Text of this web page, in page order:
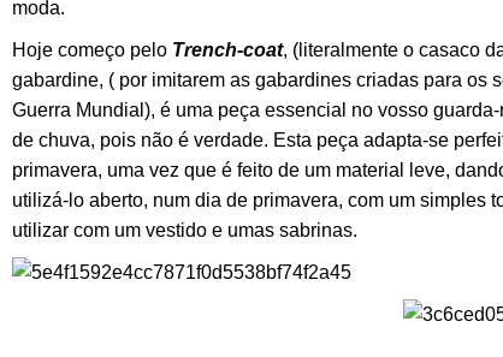
moda.
Hoje começo pelo Trench-coat, (literalmente o casaco
gabardine, ( por imitarem as gabardines criadas para os
Guerra Mundial), é uma peça essencial no vosso
de chuva, pois não é verdade. Esta peça adapta-se
primavera, uma vez que é feito de um material leve,
utilizá-lo aberto, num dia de primavera, com um simples
utilizar com um vestido e umas sabrinas.